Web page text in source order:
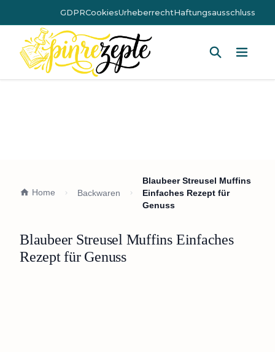
GDPRCookiesUrheberrechtHaftungsausschluss
Home Backwaren
Blaubeer Streusel Muffins
Einfaches Rezept für
Genuss
Blaubeer Streusel Muffins Einfaches
Rezept für Genuss